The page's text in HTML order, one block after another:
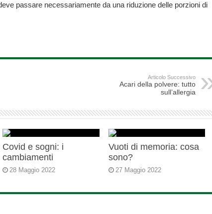
passare necessariamente da una riduzione delle porzioni di
Articolo Successivo
Acari della polvere: tutto
sull’allergia
Covid e sogni: i
cambiamenti
28 Maggio 2022
Vuoti di memoria: cosa
sono?
27 Maggio 2022